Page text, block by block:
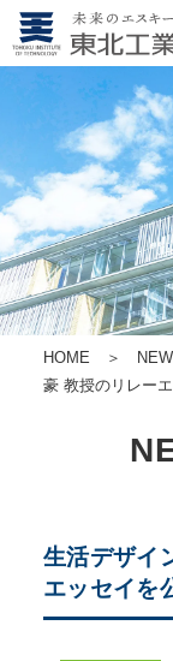
HOME ＞
豪 教授のリレー
生活デザイ
エッセイを